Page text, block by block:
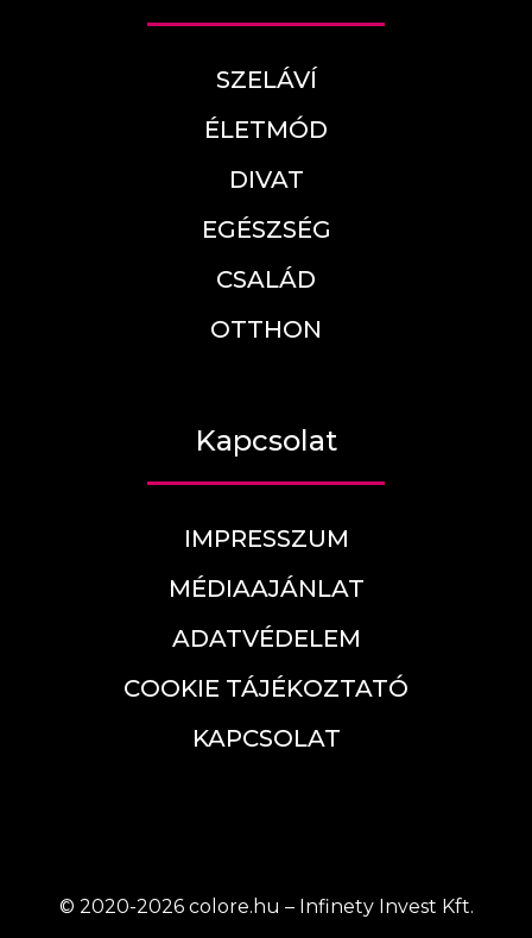
SZELÁVÍ
ÉLETMÓD
DIVAT
EGÉSZSÉG
CSALÁD
OTTHON
Kapcsolat
IMPRESSZUM
MÉDIAAJÁNLAT
ADATVÉDELEM
COOKIE TÁJÉKOZTATÓ
KAPCSOLAT
© 2020-2026 colore.hu – Infinety Invest Kft.